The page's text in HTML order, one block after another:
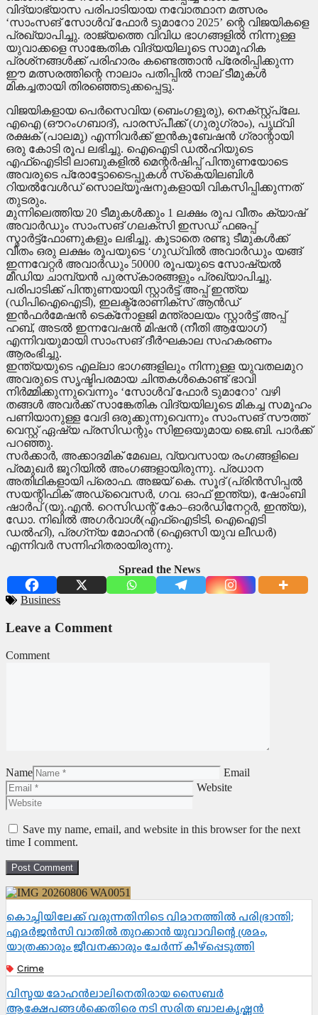
വിദ്യാഭ്യാസ പരിപാടിയായ നവോത്ഥാന മത്സരം
‘സാംസങ് സോള്‍വ് ഫോര്‍ ടുമാറോ 2025’ ന്റെ വിജയികളെ
പ്രഖ്യാപിച്ചു. രാജ്യത്തെ വിവിധ ഭാഗങ്ങളില്‍ നിന്നുള്ള
യുവാക്കളെ സാങ്കേതിക വിദ്യയിലൂടെ സാമൂഹിക
പ്രശ്‌നങ്ങള്‍ക്ക് പരിഹാരം കണ്ടെത്താന്‍ പ്രേരിപ്പിക്കുന്ന
ഈ മത്സരത്തിന്റെ നാലാം പതിപ്പില്‍ നാല് ടീമുകള്‍
മികച്ചതായി തിരഞ്ഞെടുക്കപ്പെട്ടു.
വിജയികളായ പെര്‍സെവിയ (ബെംഗളൂരു), നെക്സ്റ്റ്‌പ്ലേ.
എഐ (ഔറംഗബാദ്), പാരസ്പീക്ക് (ഗുരുഗ്രാം), പൃഥ്വി
രക്ഷക് (പാലമു) എന്നിവര്‍ക്ക് ഇന്‍കുബേഷന്‍ ഗ്രാന്റായി
ഒരു കോടി രൂപ ലഭിച്ചു. ഐഐടി ഡല്‍ഹിയുടെ
എഫ്‌ഐടിടി ലാബുകളില്‍ മെന്റര്‍ഷിപ്പ് പിന്തുണയോടെ
അവരുടെ പ്രോട്ടോടൈപ്പുകള്‍ സ്‌കെയിലബിള്‍
റിയല്‍വേള്‍ഡ് സൊല്യൂഷനുകളായി വികസിപ്പിക്കുന്നത്
തുടരും.
മുന്നിലെത്തിയ 20 ടീമുകള്‍ക്കും 1 ലക്ഷം രൂപ വീതം ക്യാഷ്
അവാര്‍ഡും സാംസങ് ഗലക്‌സി ഇസഡ് ഫഌപ്പ്
സ്മാര്‍ട്ട്‌ഫോണുകളും ലഭിച്ചു. കൂടാതെ രണ്ടു ടീമുകള്‍ക്ക്
വീതം ഒരു ലക്ഷം രൂപയുടെ ‘ഗുഡ്‌വില്‍ അവാര്‍ഡും യങ്ങ്
ഇന്നവേറ്റര്‍ അവാര്‍ഡും 50000 രൂപയുടെ സോഷ്യല്‍
മീഡിയ ചാമ്പ്യന്‍ പുരസ്‌കാരങ്ങളും പ്രഖ്യാപിച്ചു.
പരിപാടിക്ക് പിന്തുണയായി സ്റ്റാര്‍ട്ട് അപ്പ് ഇന്ത്യ
(ഡിപിഐഐടി), ഇലക്ട്രോണിക്‌സ് ആന്‍ഡ്
ഇന്‍ഫര്‍മേഷന്‍ ടെക്‌നോളജി മന്ത്രാലയം സ്റ്റാര്‍ട്ട് അപ്പ്
ഹബ്, അടല്‍ ഇന്നവേഷന്‍ മിഷന്‍ (നീതി ആയോഗ്)
എന്നിവയുമായി സാംസങ് ദീര്‍ഘകാല സഹകരണം
ആരംഭിച്ചു.
ഇന്ത്യയുടെ എല്ലാ ഭാഗങ്ങളിലും നിന്നുള്ള യുവതലമുറ
അവരുടെ സൃഷ്ടിപരമായ ചിന്തകള്‍കൊണ്ട് ഭാവി
നിര്‍മ്മിക്കുന്നുവെന്നും ‘സോള്‍വ് ഫോര്‍ ടുമാറോ’ വഴി
തങ്ങള്‍ അവര്‍ക്ക് സാങ്കേതിക വിദ്യയിലൂടെ മികച്ച സമൂഹം
പണിയാനുള്ള വേദി ഒരുക്കുന്നുവെന്നും സാംസങ് സൗത്ത്
വെസ്റ്റ് ഏഷ്യ പ്രസിഡന്റും സിഇഒയുമായ ജെ.ബി. പാര്‍ക്ക്
പറഞ്ഞു.
സര്‍ക്കാര്‍, അക്കാദമിക് മേഖല, വ്യവസായ രംഗങ്ങളിലെ
പ്രമുഖര്‍ ജൂറിയില്‍ അംഗങ്ങളായിരുന്നു. പ്രധാന
അതിഥികളായി പ്രൊഫ. അജയ് കെ. സൂദ് (പ്രിന്‍സിപ്പല്‍
സയന്റിഫിക് അഡ്‌വൈസര്‍, ഗവ. ഓഫ് ഇന്ത്യ), ഷോംബി
ഷാര്‍പ് (യു.എന്‍. റെസിഡന്റ് കോ–ഓര്‍ഡിനേറ്റര്‍, ഇന്ത്യ),
ഡോ. നിഖില്‍ അഗര്‍വാള്‍(എഫ്‌ഐടിടി, ഐഐടി
ഡല്‍ഹി), പ്രഗ്‌ന്യ മോഹന്‍ (ഐഒസി യുവ ലീഡര്‍)
എന്നിവര്‍ സന്നിഹിതരായിരുന്നു.
Spread the News
Business
Leave a Comment
Comment
Name
Email
Website
Save my name, email, and website in this browser for the next
time I comment.
കൊച്ചിയിലേക്ക് വരുന്നതിനിടെ വിമാനത്തിൽ പരിഭ്രാന്തി;
എമർജൻസി വാതിൽ തുറക്കാൻ യുവാവിന്റെ ശ്രമം,
യാത്രക്കാരും ജീവനക്കാരും ചേർന്ന് കീഴ്പ്പെടുത്തി
Crime
വിസ്മയ മോഹൻലാലിനെതിരായ സൈബർ
ആക്ഷേപങ്ങൾക്കെതിരെ നടി സരിത ബാലകൃഷ്ണൻ